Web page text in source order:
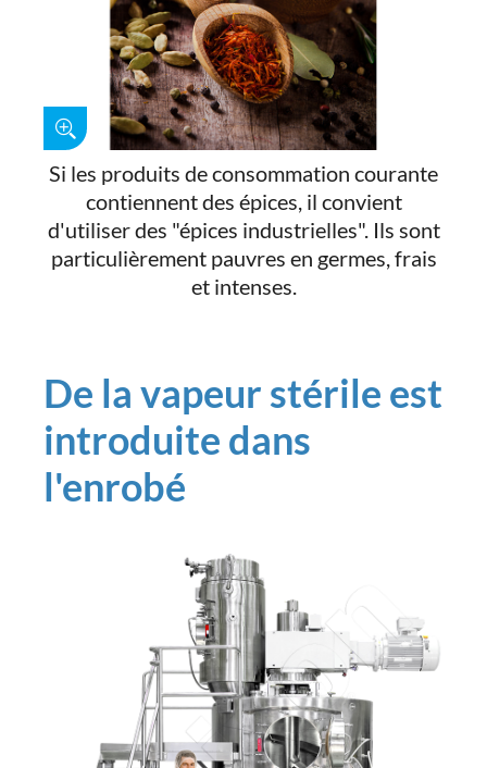
Si les produits de consommation courante
contiennent des épices, il convient
d'utiliser des "épices industrielles". Ils sont
particulièrement pauvres en germes, frais
et intenses.
De la vapeur stérile est
introduite dans
l'enrobé